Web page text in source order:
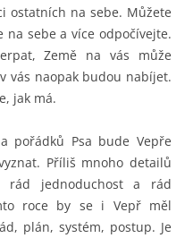
ostatních na sebe. Můžete
sebe a více odpočívejte.
Země na vás může
vás naopak budou nabíjet.
jak má.
pořádků Psa bude Vepře
Příliš mnoho detailů
rád jednoduchost a rád
roce by se i Vepř měl
plán, systém, postup. Je